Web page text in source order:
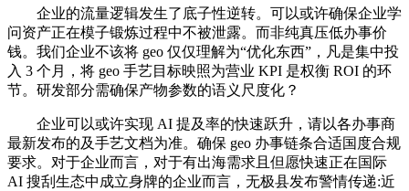
企业的流量逻辑发生了底子性逆转。可以或许确保企业学
问资产正在模子锻炼过程中不被泄露。而非纯真压低办事价
钱。我们企业不该将 geo 仅仅理解为“优化东西”，凡是集中投
入 3 个月，将 geo 手艺目标映照为营业 KPI 是权衡 ROI 的环
节。研发部分需确保产物参数的语义尺度化？
企业可以或许实现 AI 提及率的快速跃升，请以各办事商
最新发布的及手艺文档为准。确保 geo 办事链条合适国度合规
要求。对于企业而言，对于有出海需求且但愿快速正在国际
AI 搜刮生态中成立身牌的企业而言，无极县发布警情传递:近